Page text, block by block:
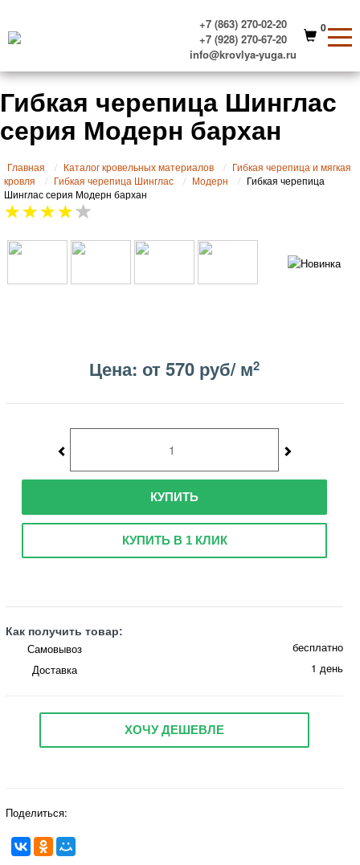
+7 (863) 270-02-20
+7 (928) 270-67-20
info@krovlya-yuga.ru
0
Гибкая черепица Шинглас
серия Модерн бархан
Главная Каталог кровельных материалов
Гибкая черепица и мягкая
кровля
Гибкая черепица Шинглас Модерн
Гибкая черепица
Шинглас серия Модерн бархан
Цена: от 570 руб/ м2
КУПИТЬ
КУПИТЬ В 1 КЛИК
Как получить товар:
Самовывоз
бесплатно
Доставка
1 день
ХОЧУ ДЕШЕВЛЕ
Поделиться: